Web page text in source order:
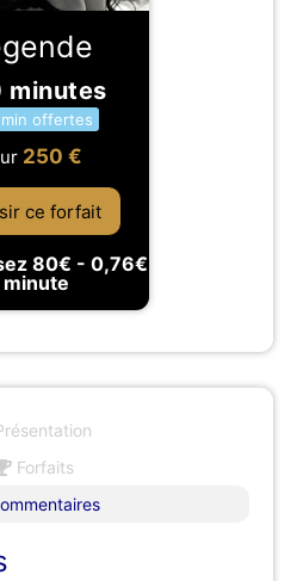
minutes
offertes
250 €
ce forfait
80€ - 0,76€
Forfaits